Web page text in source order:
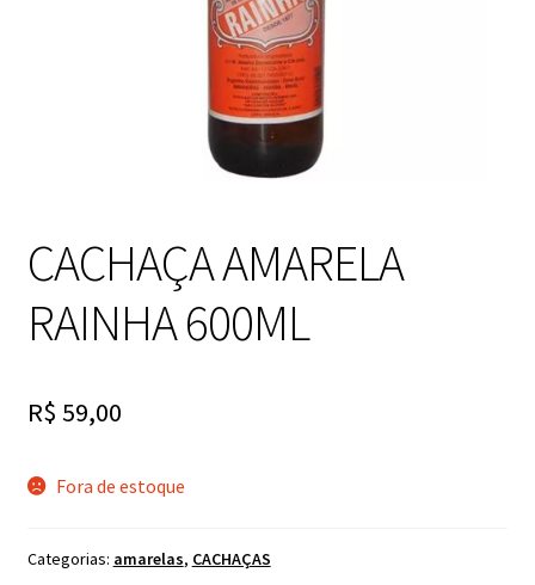
CACHAÇA AMARELA
RAINHA 600ML
R$ 59,00
Fora de estoque
Categorias: amarelas, CACHAÇAS